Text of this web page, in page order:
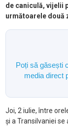
de caniculă, vijelii
următoarele două
Poți să găsești
media direct
Joi, 2 iulie, între
și a Transilvaniei se